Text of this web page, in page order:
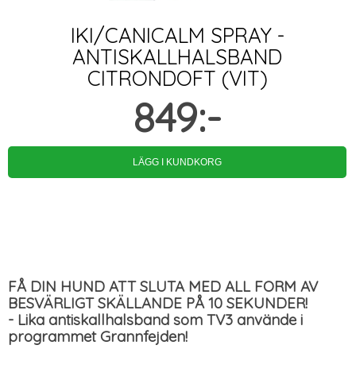
IKI/CANICALM SPRAY -
ANTISKALLHALSBAND
CITRONDOFT (VIT)
849:-
FÅ DIN HUND ATT SLUTA MED ALL FORM AV
BESVÄRLIGT SKÄLLANDE PÅ 10 SEKUNDER!
- Lika antiskallhalsband som TV3 använde i
programmet Grannfejden!